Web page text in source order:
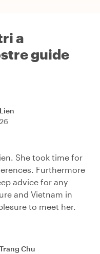
a
guide
Lien
She took time for
Furthermore
advice for any
and Vietnam in
to meet her.
Trang Chu